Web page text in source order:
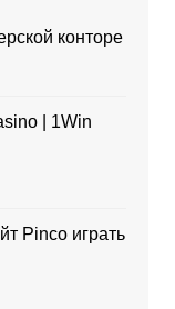
конторе
| 1Win
Pinco играть